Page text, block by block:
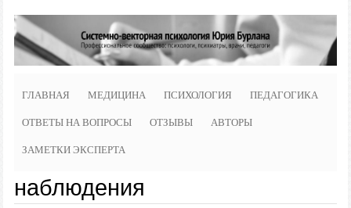
ГЛАВНАЯ МЕДИЦИНА ПСИХОЛОГИЯ ПЕДАГОГИКА
ОТВЕТЫ НА ВОПРОСЫ ОТЗЫВЫ АВТОРЫ
ЗАМЕТКИ ЭКСПЕРТА
наблюдения